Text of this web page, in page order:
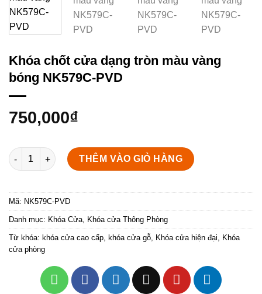
Khóa chốt cửa dạng tròn màu vàng
bóng NK579C-PVD
750,000₫
Khóa chốt cửa dạng tròn màu vàng bóng NK579C-PVD số
THÊM VÀO GIỎ HÀNG
Mã: NK579C-PVD
Danh mục: Khóa Cửa, Khóa cửa Thông Phòng
Từ khóa: khóa cửa cao cấp, khóa cửa gỗ, Khóa cửa hiện đại, Khóa
cửa phòng